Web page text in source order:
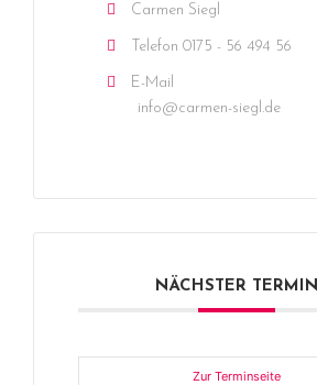
Carmen Siegl
Telefon 0175 - 56 494 56
E-Mail
info@carmen-siegl.de
NÄCHSTER TERMIN
Zur Terminseite